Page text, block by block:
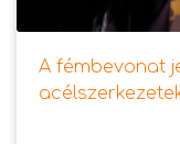
A fémbevonat